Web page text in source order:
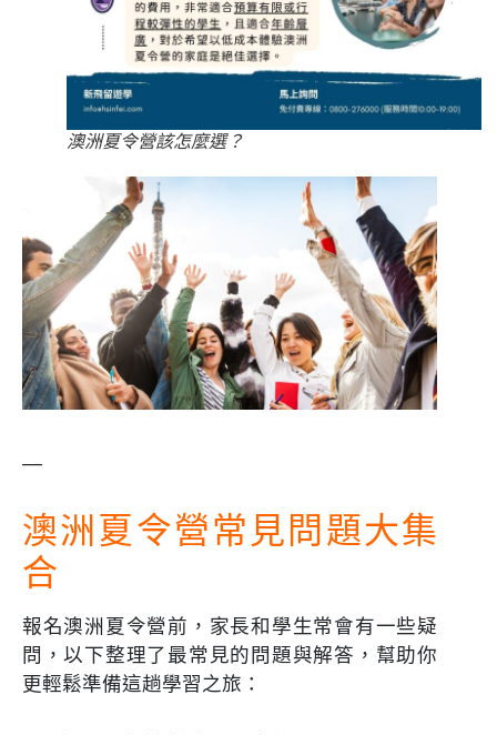
澳洲夏令營該怎麼選？
—
澳洲夏令營常見問題大集
合
報名澳洲夏令營前，家長和學生常會有一些疑
問，以下整理了最常見的問題與解答，幫助你
更輕鬆準備這趟學習之旅：